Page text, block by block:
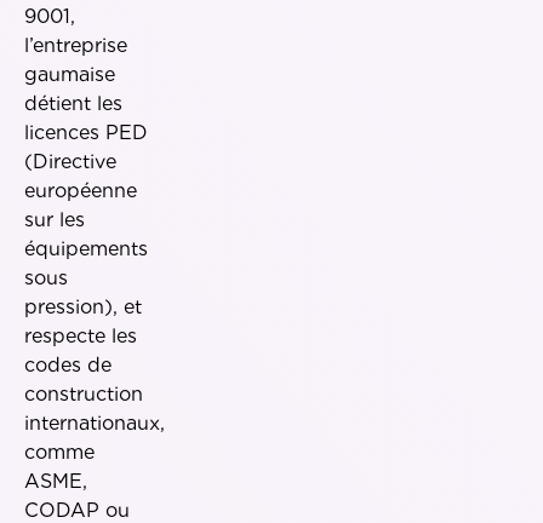
9001,
l’entreprise
gaumaise
détient les
licences PED
(Directive
européenne
sur les
équipements
sous
pression), et
respecte les
codes de
construction
internationaux,
comme
ASME,
CODAP ou